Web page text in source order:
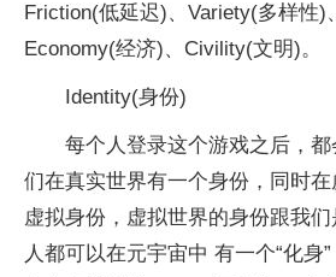
Friction(低延迟)、Variety(多样性)
Economy(经济)、Civility(文明)。
Identity(身份)
每个人登录这个游戏之后，
们在真实世界有一个身份，同时
虚拟身份，虚拟世界的身份跟我
人都可以在元宇宙中 有一个“化身